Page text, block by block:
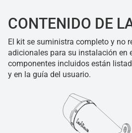
CONTENIDO DE
El kit se suministra completo y no
adicionales para su instalación en
componentes incluidos están
y en la guía del usuario.